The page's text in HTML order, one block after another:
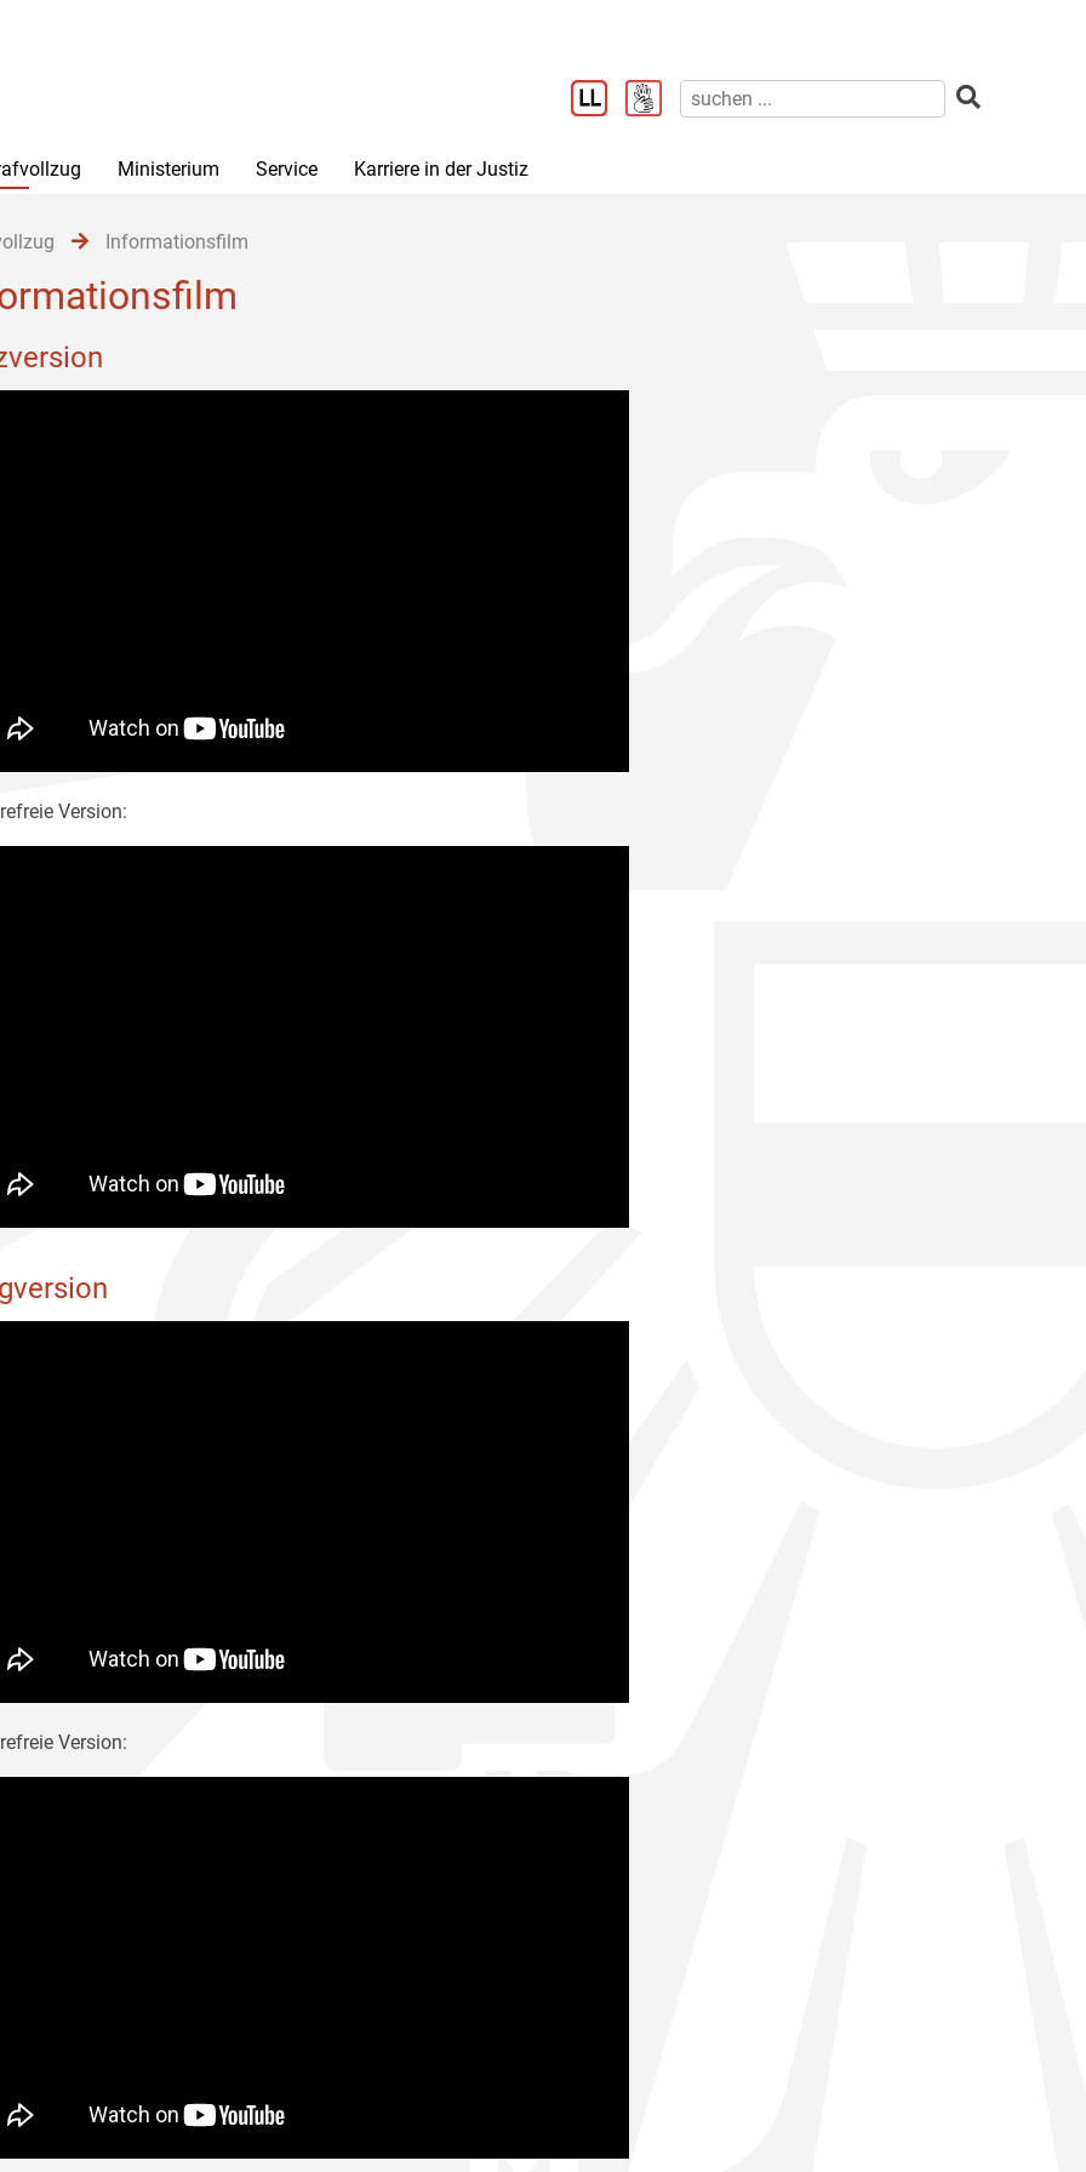
Ministerium Service Karriere in der Justiz
Informationsfilm
Version:
Version: